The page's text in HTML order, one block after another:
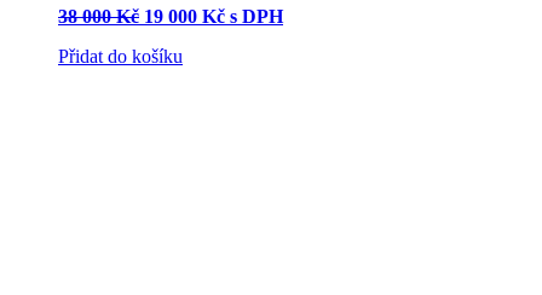
38 000Kč 19 000 Kč s DPH
Přidat do košíku